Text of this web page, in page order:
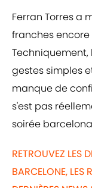
Ferran Torres a
franches
gestes simples
manque de
s'est pas
soirée
RETROUVEZ LES
BARCELONE, LES